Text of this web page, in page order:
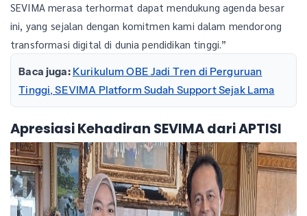
SEVIMA merasa terhormat dapat mendukung agenda besar
ini, yang sejalan dengan komitmen kami dalam mendorong
transformasi digital di dunia pendidikan tinggi.”
Baca juga: Kurikulum OBE Jadi Tren di Perguruan
Tinggi, SEVIMA Platform Sudah Support Sejak Lama
Apresiasi Kehadiran SEVIMA dari APTISI